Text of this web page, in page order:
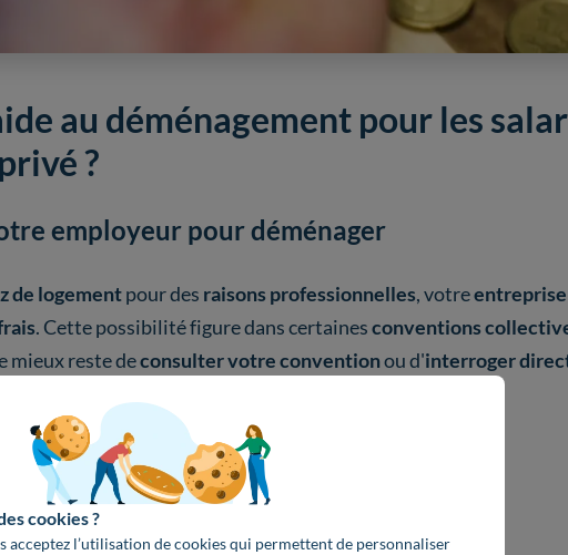
cookies ?
acceptez l’utilisation de cookies qui permettent de personnaliser
au déménagement pour les
?
employeur pour déménager
de logementpour des raisons professionnelles, votreentreprise
. Cette possibilité figure dans certainesconventions
mieux reste deconsulter votre conventionou d'interroger
, l'aidepeut prendreplusieurs formes
total